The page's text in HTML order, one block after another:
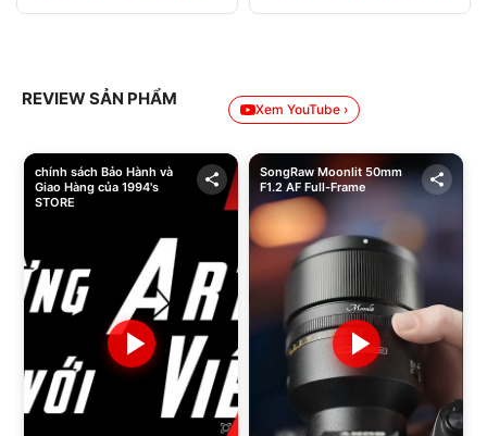
REVIEW SẢN PHẨM
Xem YouTube ›
chính sách Bảo Hành và
Giao Hàng của 1994's
STORE
SongRaw Moonlit 50mm
F1.2 AF Full-Frame